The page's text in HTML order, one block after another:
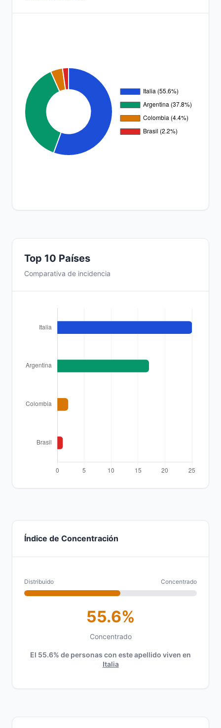
Top 10 Países
Comparativa de incidencia
Índice de Concentración
Distribuido Concentrado
55.6%
Concentrado
El 55.6% de personas con este apellido viven en
Italia